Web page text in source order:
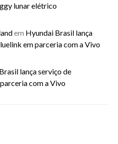
lunar elétrico
em Hyundai Brasil lança
em parceria com a Vivo
lança serviço de
com a Vivo